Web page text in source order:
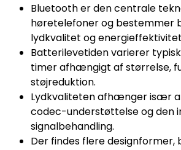
Bluetooth er den centrale
høretelefoner og bestemmer
lydkvalitet og
Batterilevetiden varierer
timer afhængigt af størrelse,
støjreduktion.
Lydkvaliteten afhænger især
codec-understøttelse og den
signalbehandling.
Der findes flere designformer,